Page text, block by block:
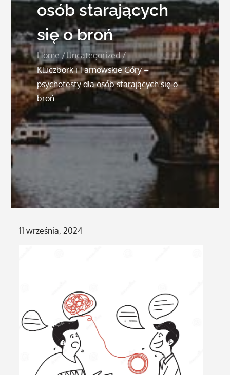
osób starających
się o broń
Home
Uncategorized
Kluczbork i Tarnowskie Góry –
psychotesty dla osób starających się o
broń
Posted
11 września, 2024